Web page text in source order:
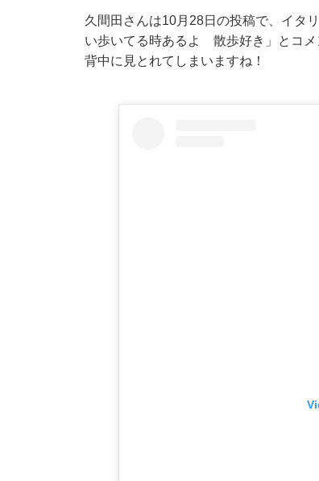
久間田さんは10月28日の投稿で、イタ
い歩いてる時あるよ 散歩好き」とコメ
背中に見とれてしまいますね！